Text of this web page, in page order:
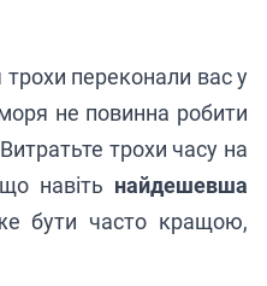
переконали вас у
не повинна робити
трохи часу на
навіть найдешевша
бути часто кращою,